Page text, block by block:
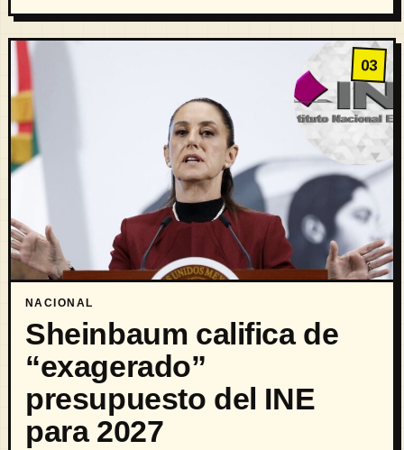
03
NACIONAL
Sheinbaum califica de
“exagerado”
presupuesto del INE
para 2027